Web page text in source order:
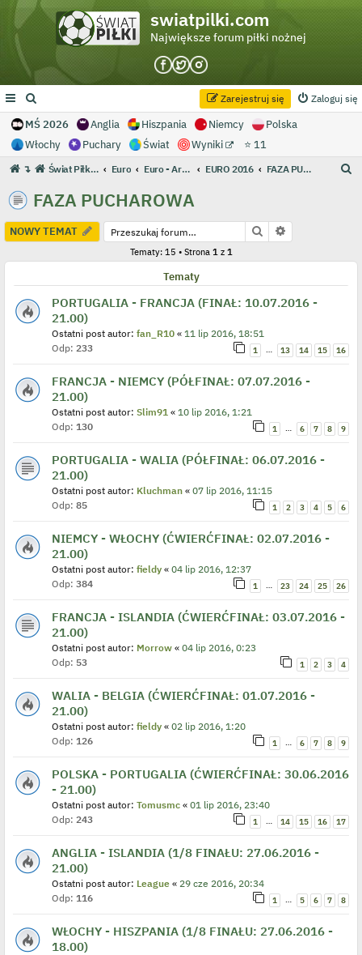
swiatpilki.com
Największe forum piłki nożnej
Zaloguj się
Zarejestruj się
MŚ 2026 Anglia Hiszpania Niemcy
Polska
Włochy
Puchary Świat Wyniki ⭐ 11
↴ Świat Piłki - Największe forum piłki nożnej Euro Euro - Archiwum EURO 2016 FAZA PUCHAROWA
j
FAZA PUCHAROWA
NOWY TEMAT Szukaj
Tematy: 15 • Strona 1z 1
Tematy
PORTUGALIA - FRANCJA (FINAŁ: 10.07.2016 -
21.00)
Ostatni post autor: fan_R10 « 11 lip 2016, 18:51
Odp: 233 1 … 13 14 15 16
FRANCJA - NIEMCY (PÓŁFINAŁ: 07.07.2016 -
21.00)
Ostatni post autor: Slim91 « 10 lip 2016, 1:21
Odp: 130 1 … 6 7 8 9
PORTUGALIA - WALIA (PÓŁFINAŁ: 06.07.2016 -
21.00)
Ostatni post autor: Kluchman « 07 lip 2016, 11:15
Odp: 85 1 2 3 4 5 6
NIEMCY - WŁOCHY (ĆWIERĆFINAŁ: 02.07.2016 -
21.00)
Ostatni post autor: fieldy « 04 lip 2016, 12:37
Odp: 384 1 … 23 24 25 26
FRANCJA - ISLANDIA (ĆWIERĆFINAŁ: 03.07.2016 -
21.00)
Ostatni post autor: Morrow « 04 lip 2016, 0:23
Odp: 53 1 2 3 4
WALIA - BELGIA (ĆWIERĆFINAŁ: 01.07.2016 -
21.00)
Ostatni post autor: fieldy « 02 lip 2016, 1:20
Odp: 126 1 … 6 7 8 9
POLSKA - PORTUGALIA (ĆWIERĆFINAŁ: 30.06.2016
- 21.00)
Ostatni post autor: Tomusmc « 01 lip 2016, 23:40
Odp: 243 1 … 14 15 16 17
ANGLIA - ISLANDIA (1/8 FINAŁU: 27.06.2016 -
21.00)
Ostatni post autor: League « 29 cze 2016, 20:34
Odp: 116 1 … 5 6 7 8
WŁOCHY - HISZPANIA (1/8 FINAŁU: 27.06.2016 -
18.00)